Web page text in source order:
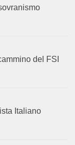
del FSI
Italiano